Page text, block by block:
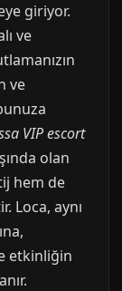
giriyor.
ve
ve
VIP escort
olan
hem de
Loca, aynı
etkinliğin